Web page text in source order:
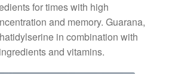
for times with high
and memory. Guarana,
in combination with
and vitamins.